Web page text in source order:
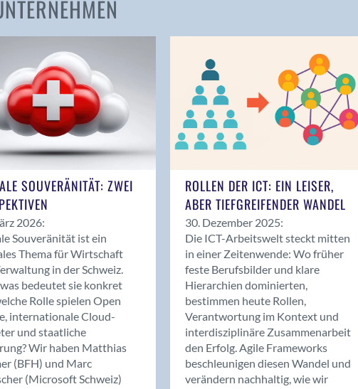
Andelfingen
Balsthal
Balzers
Bassersdorf
Benken (SG)
Bergdietikon
Bern - Liebefeld
SOUVERÄNITÄT: ZWEI
2026:
Souveränität ist ein
Thema für Wirtschaft
in der Schweiz.
bedeutet sie konkret
Rolle spielen Open
internationale Cloud-
und staatliche
Wir haben Matthias
(BFH) und Marc
(Microsoft Schweiz)
ROLLEN DER ICT: EIN LEISER,
ABER TIEFGREIFENDER WANDEL
30. Dezember 2025:
Die ICT-Arbeitswelt steckt mitten
in einer Zeitenwende: Wo früher
feste Berufsbilder und klare
Hierarchien dominierten,
bestimmen heute Rollen,
Verantwortung im Kontext und
interdisziplinäre Zusammenarbeit
den Erfolg. Agile Frameworks
beschleunigen diesen Wandel und
verändern nachhaltig, wie wir